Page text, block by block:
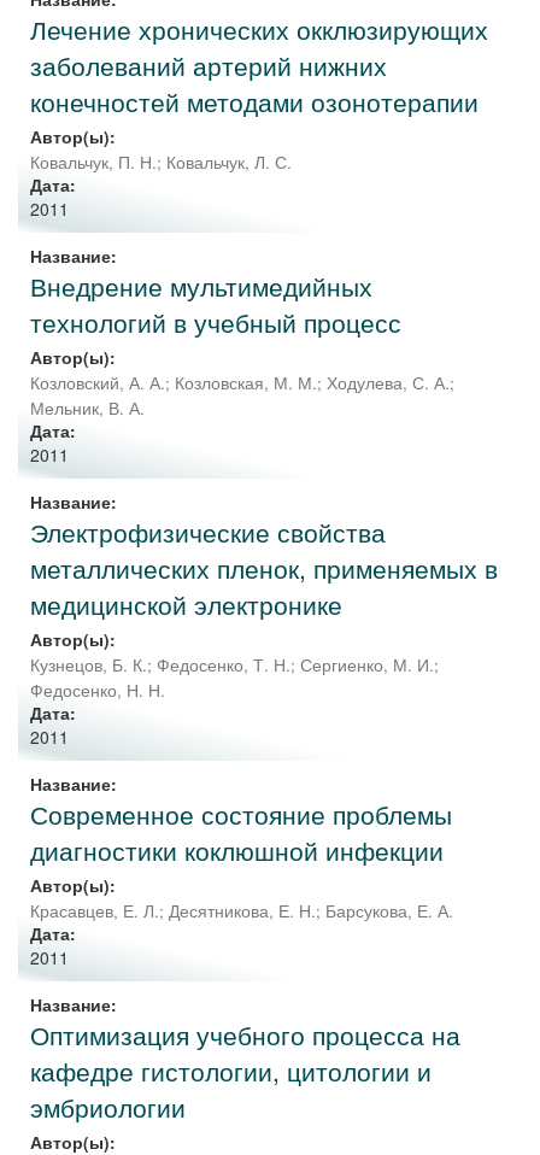
Лечение хронических окклюзирующих
заболеваний артерий нижних
конечностей методами озонотерапии
Автор(ы):
Ковальчук, П. Н.; Ковальчук, Л. С.
Дата:
2011
Название:
Внедрение мультимедийных
технологий в учебный процесс
Автор(ы):
Козловский, А. А.; Козловская, М. М.; Ходулева, С. А.;
Мельник, В. А.
Дата:
2011
Название:
Электрофизические свойства
металлических пленок, применяемых в
медицинской электронике
Автор(ы):
Кузнецов, Б. К.; Федосенко, Т. Н.; Сергиенко, М. И.;
Федосенко, Н. Н.
Дата:
2011
Название:
Современное состояние проблемы
диагностики коклюшной инфекции
Автор(ы):
Красавцев, Е. Л.; Десятникова, Е. Н.; Барсукова, Е. А.
Дата:
2011
Название:
Оптимизация учебного процесса на
кафедре гистологии, цитологии и
эмбриологии
Автор(ы):